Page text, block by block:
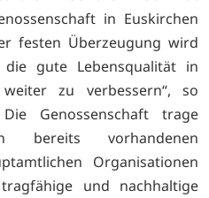
in Euskirchen
festen Überzeugung wird
gute Lebensqualität in
zu verbessern“, so
Genossenschaft trage
bereits vorhandenen
Organisationen
und nachhaltige